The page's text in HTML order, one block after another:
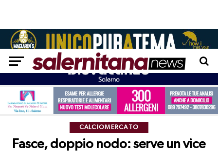
CALCIOMERCATO
Fasce, doppio nodo: serve un vice